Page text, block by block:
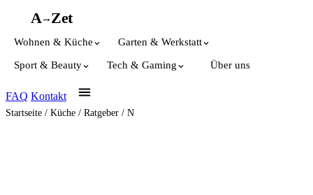
A→Zet
Wohnen & Küche Garten & Werkstatt
Sport & Beauty Tech & Gaming Über uns
FAQ Kontakt
Startseite / Küche / Ratgeber / N